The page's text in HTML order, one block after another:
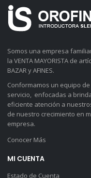
Somos una empresa
la VENTA MAYORISTA de
BAZAR y AFINES.
Conformamos un equipo
servicio, enfocadas a
eficiente atención a
de nuestro crecimiento en
empresa.
Conocer Más
MI CUENTA
Estado de Cuenta